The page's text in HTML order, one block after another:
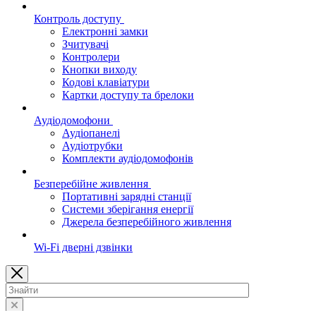
Контроль доступу
Електронні замки
Зчитувачі
Контролери
Кнопки виходу
Кодові клавіатури
Картки доступу та брелоки
Аудіодомофони
Аудіопанелі
Аудіотрубки
Комплекти аудіодомофонів
Безперебійне живлення
Портативні зарядні станції
Системи зберігання енергії
Джерела безперебійного живлення
Wi-Fi дверні дзвінки